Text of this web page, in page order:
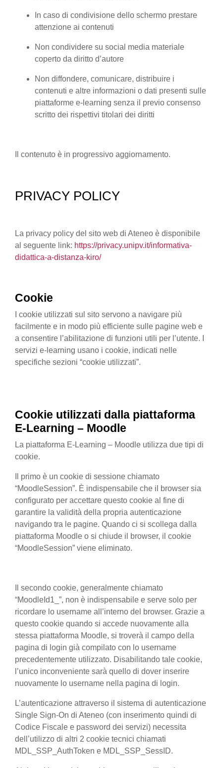
In caso di condivisione dello schermo prestare
attenzione ai contenuti
Non condividere su social media materiale
coperto da diritto d’autore
Non diffondere, comunicare, distribuire i
contenuti e altre informazioni o dati presenti sulle
piattaforme e-learning senza il previo consenso
scritto dei rispettivi titolari dei diritti
Il contenuto è in progressivo aggiornamento.
PRIVACY POLICY
La privacy policy del sito web di Ateneo è disponibile
al seguente link: https://privacy.unipv.it/informativa-
didattica-a-distanza-kiro/
Cookie
I cookie utilizzati sul sito servono a navigare più
facilmente e in modo più efficiente sulle pagine web e
a consentire l’abilitazione di funzioni utili per l’utente. I
servizi e-learning usano i cookie, indicati nelle
specifiche sezioni “cookie utilizzati”.
Cookie utilizzati dalla piattaforma
E-Learning – Moodle
La piattaforma E-Learning – Moodle utilizza due tipi di
cookie.
Il primo è un cookie di sessione chiamato
“MoodleSession”. È indispensabile che il browser sia
configurato per accettare questo cookie al fine di
garantire la validità della propria autenticazione
navigando tra le pagine. Quando ci si scollega dalla
piattaforma Moodle o si chiude il browser, il cookie
“MoodleSession” viene eliminato.
Il secondo cookie, generalmente chiamato
“MoodleId1_”, non è indispensabile e serve solo per
ricordare lo username all’interno del browser. Grazie a
questo cookie quando si accede nuovamente alla
stessa piattaforma Moodle, si troverà il campo della
pagina di login già compilato con lo username
precedentemente utilizzato. Disabilitando tale cookie,
l’unico inconveniente sarà quello di dover inserire
nuovamente lo username nella pagina di login.
L’autenticazione attraverso il sistema di autenticazione
Single Sign-On di Ateneo (con inserimento quindi di
Codice Fiscale e password dei servizi) necessita
dell’utilizzo di altri 2 cookie tecnici chiamati
MDL_SSP_AuthToken e MDL_SSP_SessID.